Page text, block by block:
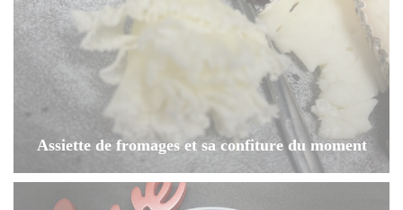
Assiette de fromages et sa confiture du moment